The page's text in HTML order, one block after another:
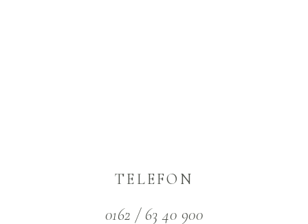
TELEFON
0162 / 63 40 900